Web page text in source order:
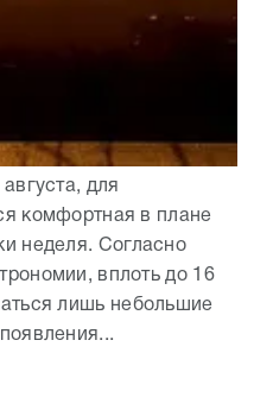
для
комфортная в плане
неделя. Согласно
вплоть до 16
лишь небольшие